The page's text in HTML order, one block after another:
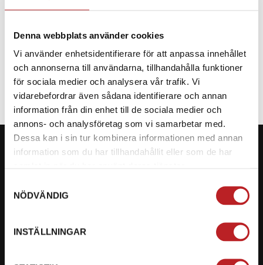
Denna webbplats använder cookies
Vi använder enhetsidentifierare för att anpassa innehållet
och annonserna till användarna, tillhandahålla funktioner
för sociala medier och analysera vår trafik. Vi
vidarebefordrar även sådana identifierare och annan
information från din enhet till de sociala medier och
annons- och analysföretag som vi samarbetar med.
Dessa kan i sin tur kombinera informationen med annan
information som du har tillhandahållit eller som de har
NÖDVÄNDIG
INSTÄLLNINGAR
SPECIFIKATION
KONTAKTA OSS PÅ MOTORBITEN
Org. nummer: 5566689278
023-13366